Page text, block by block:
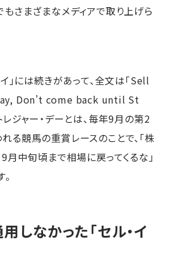
もさまざまなメディアで取り上げら
イ」には続きがあって、全文は「Sell
Don’t come back until St
ジャー・デーとは、毎年9月の第2
る競馬の重賞レースのことで、「株
月中旬頃まで相場に戻ってくるな」
しなかった「セル・イ